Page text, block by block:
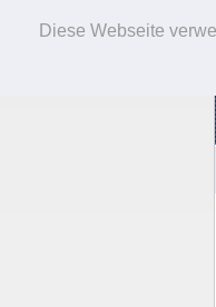
Diese Webseite